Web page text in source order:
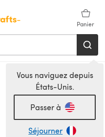
Panier
Vous naviguez depuis
États-Unis.
Passer à
Séjourner